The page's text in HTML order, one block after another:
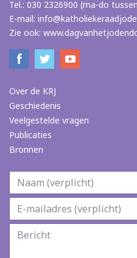
Tel.: 030 2326900 (ma-do
E-mail:
Zie ook:
Over de KRJ
Geschiedenis
Veelgestelde vragen
Publicaties
Bronnen